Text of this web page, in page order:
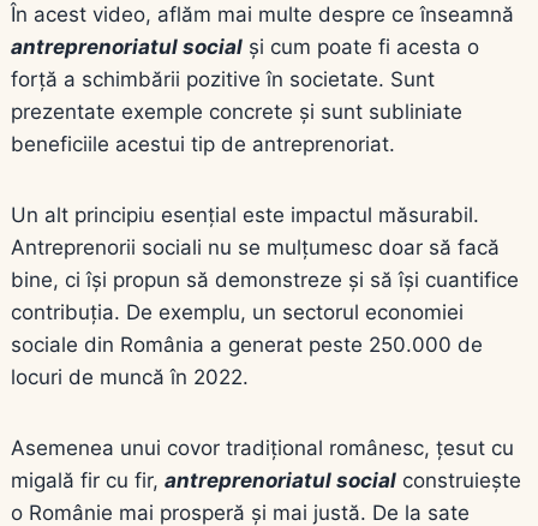
În acest video, aflăm mai multe despre ce înseamnă
antreprenoriatul social și cum poate fi acesta o
forță a schimbării pozitive în societate. Sunt
prezentate exemple concrete și sunt subliniate
beneficiile acestui tip de antreprenoriat.
Un alt principiu esențial este impactul măsurabil.
Antreprenorii sociali nu se mulțumesc doar să facă
bine, ci își propun să demonstreze și să își cuantifice
contribuția. De exemplu, un sectorul economiei
sociale din România a generat peste 250.000 de
locuri de muncă în 2022.
Asemenea unui covor tradițional românesc, țesut cu
migală fir cu fir, antreprenoriatul social construiește
o Românie mai prosperă și mai justă. De la sate